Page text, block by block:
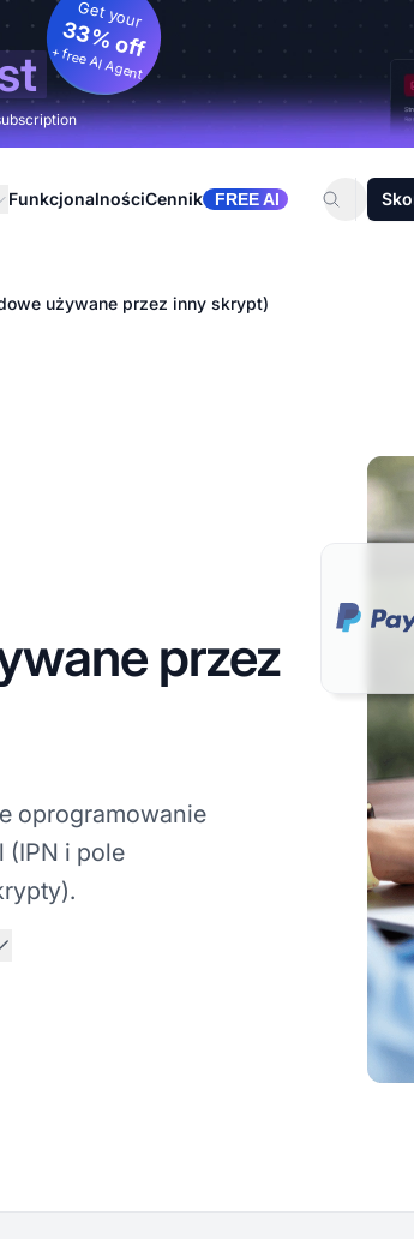
Get your
33% off
+ free AI Agent
FunkcjonalnościCennik FREE AI
używane przez inny skrypt)
przez
oprogramowanie
(IPN i pole